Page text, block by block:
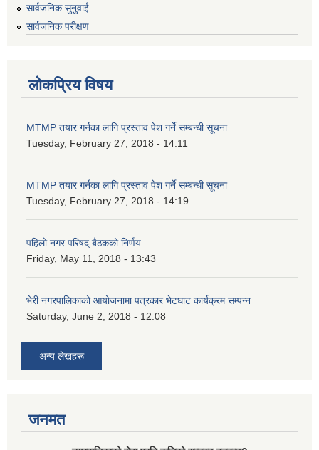
सार्वजनिक सुनुवाई
सार्वजनिक परीक्षण
लोकप्रिय विषय
MTMP तयार गर्नका लागि प्रस्ताव पेश गर्ने सम्बन्धी सूचना
Tuesday, February 27, 2018 - 14:11
MTMP तयार गर्नका लागि प्रस्ताव पेश गर्ने सम्बन्धी सूचना
Tuesday, February 27, 2018 - 14:19
पहिलो नगर परिषद् बैठकको निर्णय
Friday, May 11, 2018 - 13:43
भेरी नगरपालिकाको आयोजनामा पत्रकार भेटघाट कार्यक्रम सम्पन्न
Saturday, June 2, 2018 - 12:08
अन्य लेखहरू
जनमत